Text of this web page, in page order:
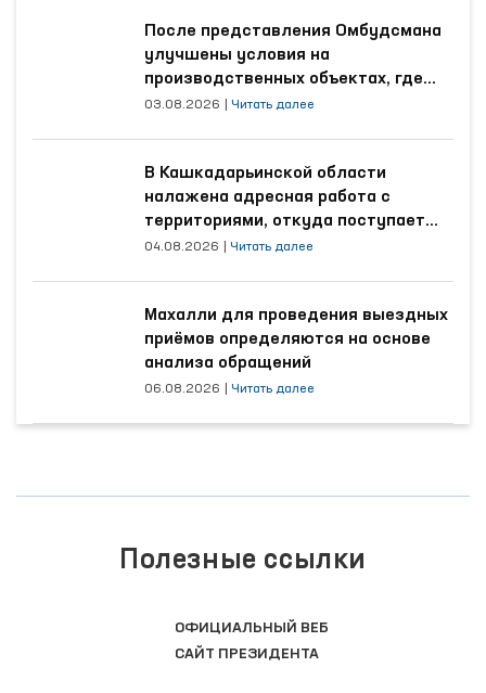
После представления Омбудсмана
улучшены условия на
производственных объектах, где
трудятся осуждённые
03.08.2026 Читать далее
В Кашкадарьинской области
налажена адресная работа с
территориями, откуда поступает
наибольшее количество обращений
04.08.2026 Читать далее
Махалли для проведения выездных
приёмов определяются на основе
анализа обращений
06.08.2026 Читать далее
Полезные ссылки
ОФИЦИАЛЬНЫЙ ВЕБ
САЙТ ПРЕЗИДЕНТА